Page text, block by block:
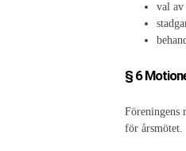
val av
§ 6
Föreningens
för årsmötet.